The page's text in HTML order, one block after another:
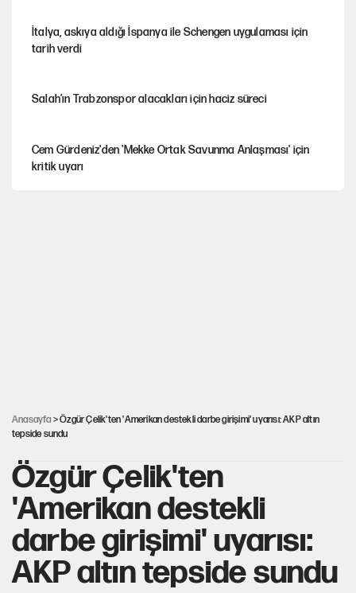
İtalya, askıya aldığı İspanya ile Schengen uygulaması için
tarih verdi
Salah’ın Trabzonspor alacakları için haciz süreci
Cem Gürdeniz'den 'Mekke Ortak Savunma Anlaşması' için
kritik uyarı
Anasayfa > Özgür Çelik'ten 'Amerikan destekli darbe girişimi' uyarısı: AKP altın
tepside sundu
Özgür Çelik'ten
'Amerikan destekli
darbe girişimi' uyarısı:
AKP altın tepside sundu